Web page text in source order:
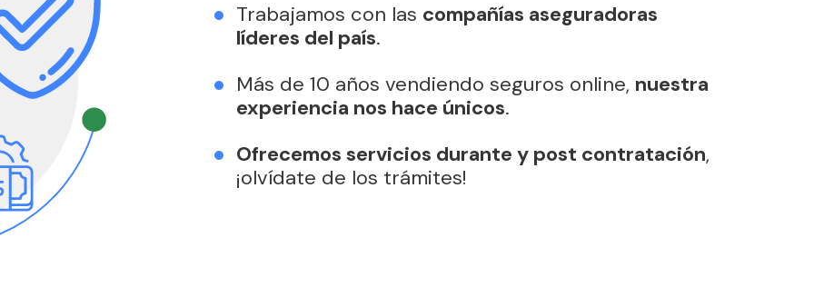
Trabajamos con las compañías aseguradoras
líderes del país.
Más de 10 años vendiendo seguros online, nuestra
experiencia nos hace únicos.
Ofrecemos servicios durante y post contratación,
¡olvídate de los trámites!